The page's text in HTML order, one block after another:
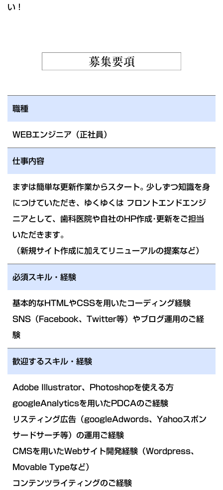
い！
職種
WEBエンジニア（正社員）
仕事内容
まずは簡単な更新作業からスタート｡ 少しずつ知識を身
につけていただき、ゆくゆくは フロントエンドエンジ
ニアとして、歯科医院や自社のHP作成･更新をご担当
いただきます｡
（新規サイト作成に加えてリニューアルの提案など）
必須スキル・経験
基本的なHTMLやCSSを用いたコーディング経験
SNS（Facebook、Twitter等）やブログ運用のご経
験
歓迎するスキル・経験
Adobe Illustrator、Photoshopを使える方
googleAnalyticsを用いたPDCAのご経験
リスティング広告（googleAdwords、Yahooスポン
サードサーチ等）の運用ご経験
CMSを用いたWebサイト開発経験（Wordpress、
Movable Typeなど）
コンテンツライティングのご経験